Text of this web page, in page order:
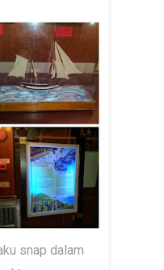
snap dalam